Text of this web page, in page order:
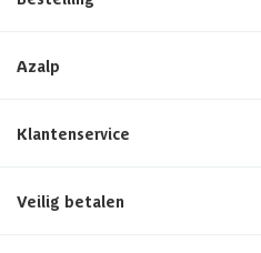
Azalp
Klantenservice
Veilig betalen